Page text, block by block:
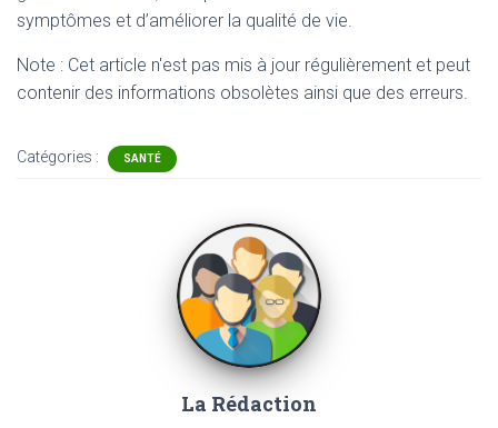
symptômes et d’améliorer la qualité de vie.
Note : Cet article n'est pas mis à jour régulièrement et peut
contenir des informations obsolètes ainsi que des erreurs.
Catégories : SANTÉ
La Rédaction